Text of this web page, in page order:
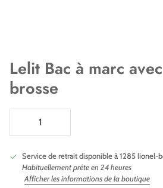
Lelit Bac à marc
brosse
Service de retrait disponible à1285 lionel-
Habituellement prête en 24 heures
Afficher les informations de la boutique